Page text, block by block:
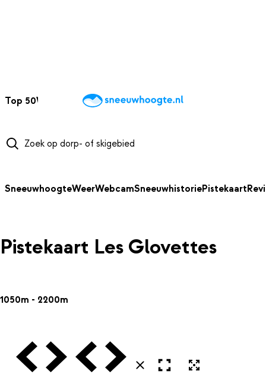
Top 50Webcams WintersportweerKaarten
SneeuwhoogteWeerWebcamSneeuwhistoriePistekaart
Pistekaart Les Glovettes
1050m - 2200m
Vorige VolgendeVorige Volgende
SluitenOpen in volledig scherm